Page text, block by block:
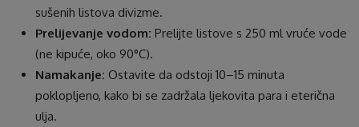
sušenih listova divizme.
Prelijevanje vodom: Prelijte listove s 250 ml vruće vode
(ne kipuće, oko 90°C).
Namakanje: Ostavite da odstoji 10–15 minuta
poklopljeno, kako bi se zadržala ljekovita para i eterična
ulja.